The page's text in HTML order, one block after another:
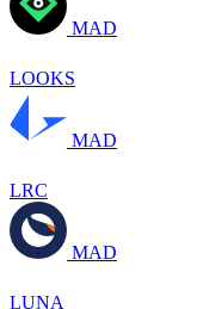
MAD
LOOKS
MAD
LRC
MAD
LUNA